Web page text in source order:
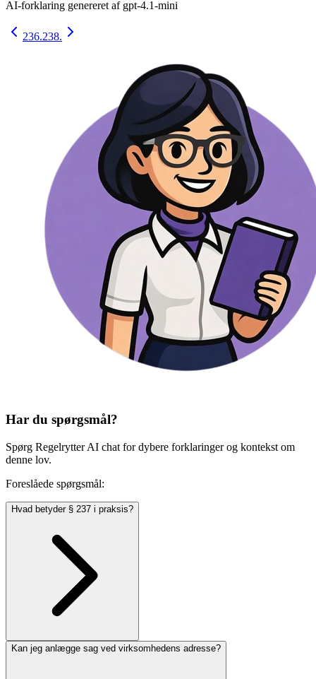
AI-forklaring genereret af gpt-4.1-mini
236.238.
Har du spørgsmål?
Spørg Regelrytter AI chat for dybere forklaringer og kontekst om
denne lov.
Foreslåede spørgsmål:
Hvad betyder § 237 i praksis?
Kan jeg anlægge sag ved virksomhedens adresse?